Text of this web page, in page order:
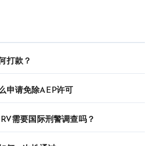
打款？
申请免除AEP许可
需要国际刑警调查吗？